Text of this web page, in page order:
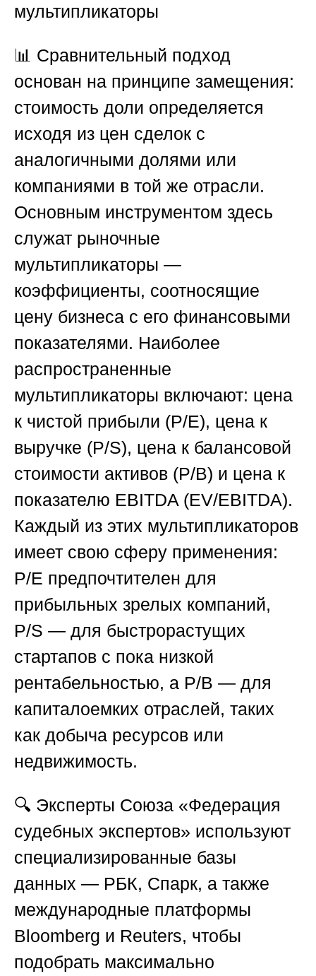
мультипликаторы
📊 Сравнительный подход
основан на принципе замещения:
стоимость доли определяется
исходя из цен сделок с
аналогичными долями или
компаниями в той же отрасли.
Основным инструментом здесь
служат рыночные
мультипликаторы —
коэффициенты, соотносящие
цену бизнеса с его финансовыми
показателями. Наиболее
распространенные
мультипликаторы включают: цена
к чистой прибыли (P/E), цена к
выручке (P/S), цена к балансовой
стоимости активов (P/B) и цена к
показателю EBITDA (EV/EBITDA).
Каждый из этих мультипликаторов
имеет свою сферу применения:
P/E предпочтителен для
прибыльных зрелых компаний,
P/S — для быстрорастущих
стартапов с пока низкой
рентабельностью, а P/B — для
капиталоемких отраслей, таких
как добыча ресурсов или
недвижимость.
🔍 Эксперты Союза «Федерация
судебных экспертов» используют
специализированные базы
данных — РБК, Спарк, а также
международные платформы
Bloomberg и Reuters, чтобы
подобрать максимально